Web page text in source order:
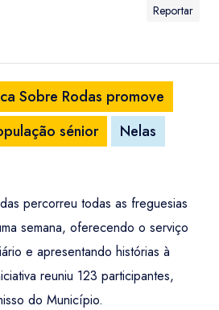
Reportar
Sobre Rodas promove
sénior
Nelas
percorreu todas as freguesias
semana, oferecendo o serviço
e apresentando histórias à
reuniu 123 participantes,
do Município.